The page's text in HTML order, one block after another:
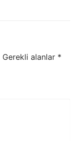
Gerekli alanlar *